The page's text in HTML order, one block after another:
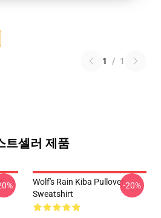
1 / 1
트셀러 제품
Wolf's Rain Kiba Pullover
Sweatshirt
-20%